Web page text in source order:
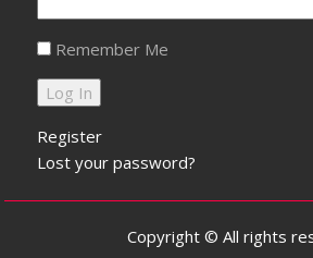
Remember Me
Register
Lost your password?
Copyright © All rights